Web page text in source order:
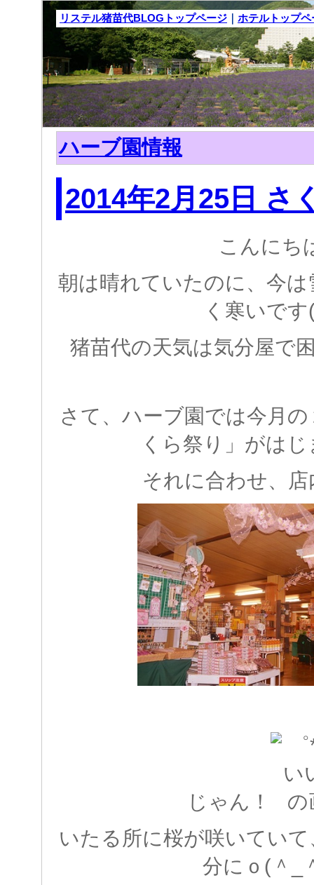
リステル猪苗代BLOGトップページ ｜ ホテルトップペ
ハーブ園情報
2014年2月25日 さ
こんにち
朝は晴れていたのに、今
く寒いです
猪苗代の天気は気分屋で
さて、ハーブ園では今月
くら祭り」がは
それに合わせ、
じゃん！
いたる所に桜が咲いてい
分にｏ(＾_